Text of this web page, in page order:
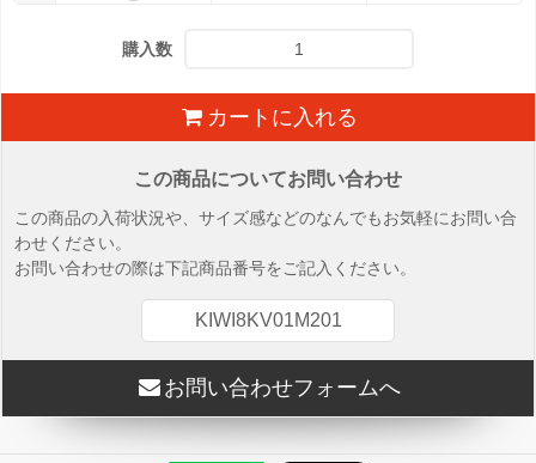
購入数
カートに入れる
この商品についてお問い合わせ
この商品の入荷状況や、サイズ感などのなんでもお気軽にお問い合
わせください。
お問い合わせの際は下記商品番号をご記入ください。
KIWI8KV01M201
お問い合わせフォームへ